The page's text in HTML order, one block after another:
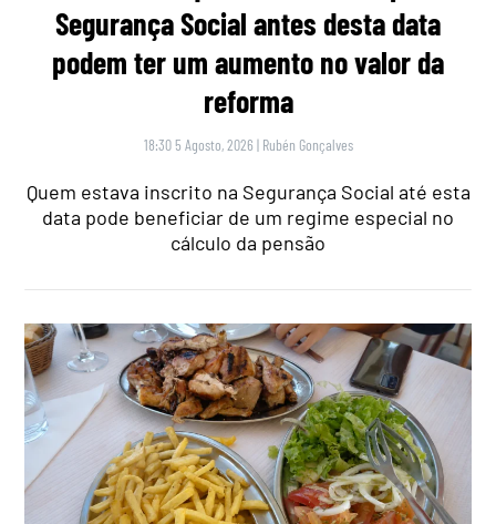
Segurança Social antes desta data
podem ter um aumento no valor da
reforma
18:30 5 Agosto, 2026 | Rubén Gonçalves
Quem estava inscrito na Segurança Social até esta
data pode beneficiar de um regime especial no
cálculo da pensão